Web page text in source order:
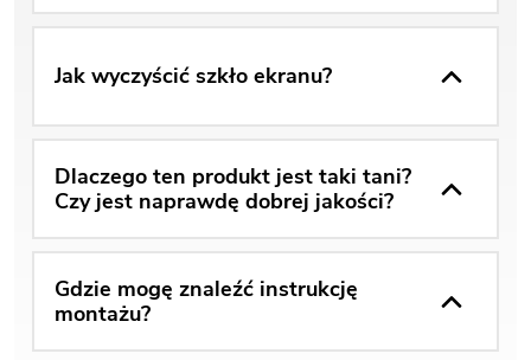
Jak wyczyścić szkło ekranu?
Dlaczego ten produkt jest taki tani?
Czy jest naprawdę dobrej jakości?
Gdzie mogę znaleźć instrukcję
montażu?